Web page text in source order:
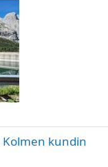
Kolmen kundin